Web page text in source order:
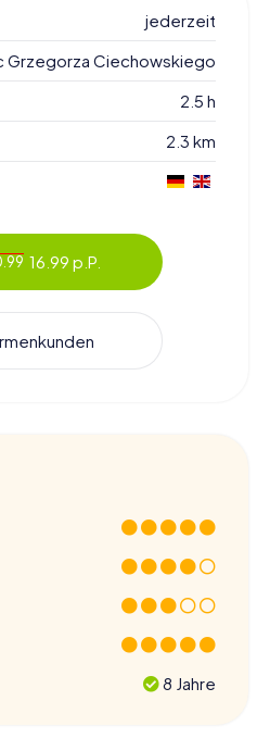
jederzeit
Grzegorza Ciechowskiego
2.5 h
2.3 km
16.99 p.P.
8 Jahre